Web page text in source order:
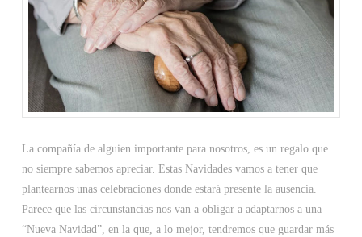
La compañía de alguien importante para nosotros, es un regalo que
no siempre sabemos apreciar. Estas Navidades vamos a tener que
plantearnos unas celebraciones donde estará presente la ausencia.
Parece que las circunstancias nos van a obligar a adaptarnos a una
“Nueva Navidad”, en la que, a lo mejor, tendremos que guardar más